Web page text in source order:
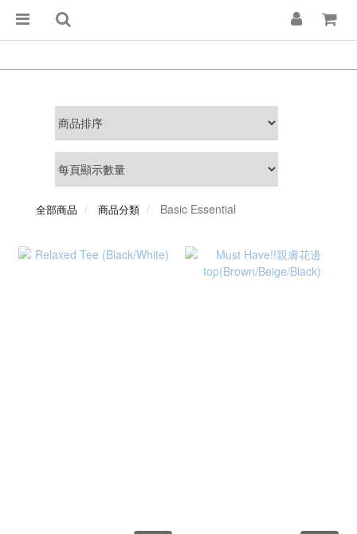
全部商品 商品分類 Basic Essential